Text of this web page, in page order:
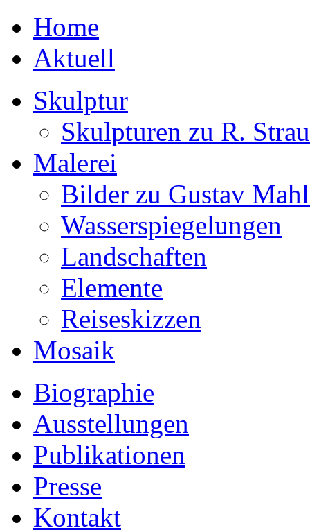
Home
Aktuell
Skulptur
Skulpturen zu R.
Malerei
Bilder zu Gustav
Wasserspiegelungen
Landschaften
Elemente
Reiseskizzen
Mosaik
Biographie
Ausstellungen
Publikationen
Presse
Kontakt